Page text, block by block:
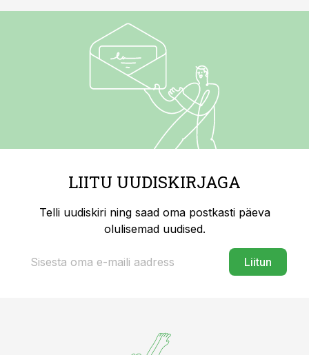
LIITU UUDISKIRJAGA
Telli uudiskiri ning saad oma postkasti päeva
olulisemad uudised.
Liitun